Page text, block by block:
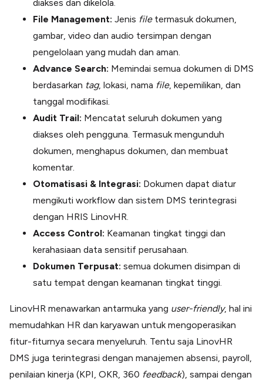
diakses dan dikelola.
File Management: Jenis filetermasuk dokumen,
gambar, video dan audio tersimpan dengan
pengelolaan yang mudah dan aman.
Advance Search: Memindai semua dokumen di DMS
berdasarkan tag, lokasi, nama file, kepemilikan, dan
tanggal modifikasi.
Audit Trail: Mencatat seluruh dokumen yang
diakses oleh pengguna. Termasuk mengunduh
dokumen, menghapus dokumen, dan membuat
komentar.
Otomatisasi & Integrasi: Dokumen dapat diatur
mengikuti workflow dan sistem DMS terintegrasi
dengan HRIS LinovHR.
Access Control: Keamanan tingkat tinggi dan
kerahasiaan data sensitif perusahaan.
Dokumen Terpusat: semua dokumen disimpan di
satu tempat dengan keamanan tingkat tinggi.
LinovHR menawarkan antarmuka yang user-friendly, hal ini
memudahkan HR dan karyawan untuk mengoperasikan
fitur-fiturnya secara menyeluruh. Tentu saja LinovHR
DMS juga terintegrasi dengan manajemen absensi, payroll,
penilaian kinerja (KPI, OKR, 360 feedback), sampai dengan